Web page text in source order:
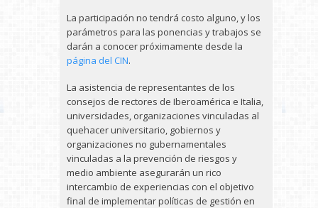
La participación no tendrá costo alguno, y los
parámetros para las ponencias y trabajos se
darán a conocer próximamente desde la
página del CIN.
La asistencia de representantes de los
consejos de rectores de Iberoamérica e Italia,
universidades, organizaciones vinculadas al
quehacer universitario, gobiernos y
organizaciones no gubernamentales
vinculadas a la prevención de riesgos y
medio ambiente asegurarán un rico
intercambio de experiencias con el objetivo
final de implementar políticas de gestión en